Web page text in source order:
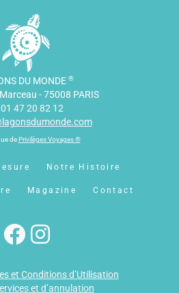
DU MONDE ®
- 75008 PARIS
47 20 82 12
dePrivilèges Voyages ®
Notre Histoire
Magazine Contact
et Conditions d’Utilisation
et d’annulation